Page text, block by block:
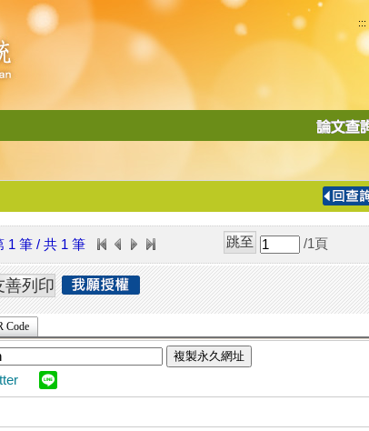
:::
導
1 筆 / 共 1 筆 /1 頁
Code
複製永久網址